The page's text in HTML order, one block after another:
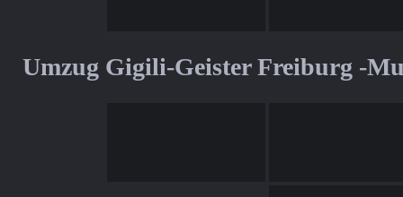
Umzug Gigili-Geister Freiburg -